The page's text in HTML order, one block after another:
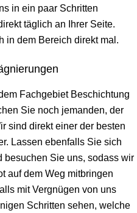
in ein paar Schritten
täglich an Ihrer Seite.
in dem Bereich direkt mal.
Fachgebiet Beschichtung
Sie noch jemanden, der
sind direkt einer der besten
Lassen ebenfalls Sie sich
besuchen Sie uns, sodass wir
auf dem Weg mitbringen
mit Vergnügen von uns
Schritten sehen, welche